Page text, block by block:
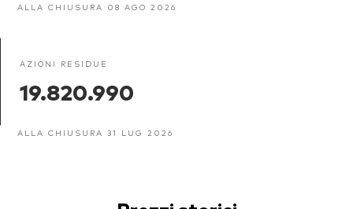
ALLA CHIUSURA 08 AGO 2026
AZIONI RESIDUE
19.820.990
ALLA CHIUSURA 31 LUG 2026